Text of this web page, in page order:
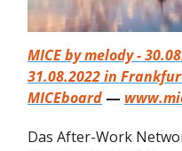
MICE by melody -
31.08.2022 in
MICEboard —
Das After-Work